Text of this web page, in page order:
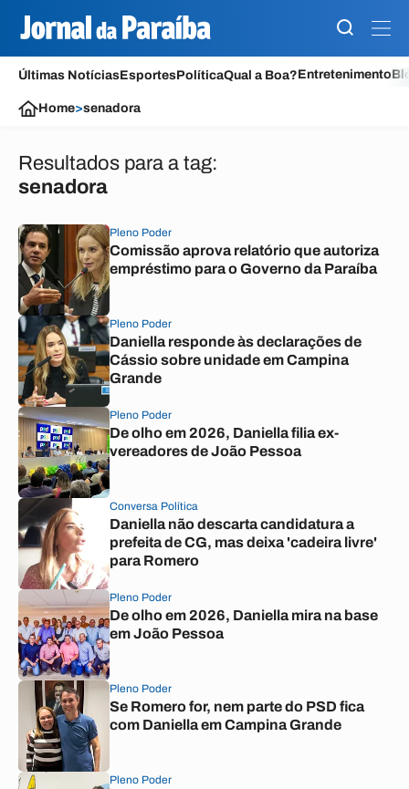
Últimas NotíciasEsportesPolíticaQual a Boa?Entretenimento
Home>senadora
Resultados para a tag:
senadora
Pleno Poder
Comissão aprova relatório que autoriza
empréstimo para o Governo da Paraíba
Pleno Poder
Daniella responde às declarações de
Cássio sobre unidade em Campina
Grande
Pleno Poder
De olho em 2026, Daniella filia ex-
vereadores de João Pessoa
Conversa Política
Daniella não descarta candidatura a
prefeita de CG, mas deixa 'cadeira livre'
para Romero
Pleno Poder
De olho em 2026, Daniella mira na base
em João Pessoa
Pleno Poder
Se Romero for, nem parte do PSD fica
com Daniella em Campina Grande
Pleno Poder